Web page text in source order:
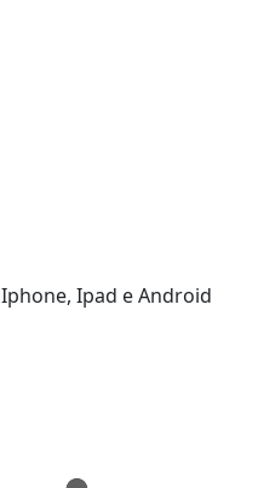
Ipad e Android